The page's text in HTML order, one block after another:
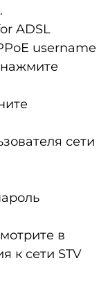
ADSL
username
сети
в
к сети STV